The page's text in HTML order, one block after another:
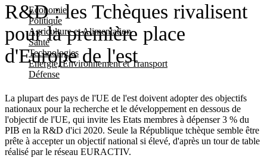
Economie
Politique
Agriculture et Alimentation
Santé
Technologies
Energie, Environnement et Transport
Défense
R&D : les Tchèques rivalisent
pour la première place
d'Europe de l'est
La plupart des pays de l'UE de l'est doivent adopter des objectifs
nationaux pour la recherche et le développement en dessous de
l'objectif de l'UE, qui invite les Etats membres à dépenser 3 % du
PIB en la R&D d'ici 2020. Seule la République tchèque semble être
prête à accepter un objectif national si élevé, d'après un tour de table
réalisé par le réseau EURACTIV.